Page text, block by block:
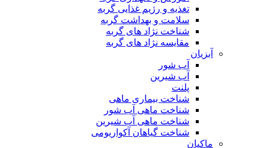
تغذیه و رژیم غذایی گربه
سلامت و بهداشت گربه
شناخت نژاد های گربه
مقایسه نژاد های گربه
آبزیان
آب شور
آب شیرین
پلنت
شناخت بیماری ماهی
شناخت ماهی آب شور
شناخت ماهی آب شیرین
شناخت گیاهان آکواریومی
ماکیان